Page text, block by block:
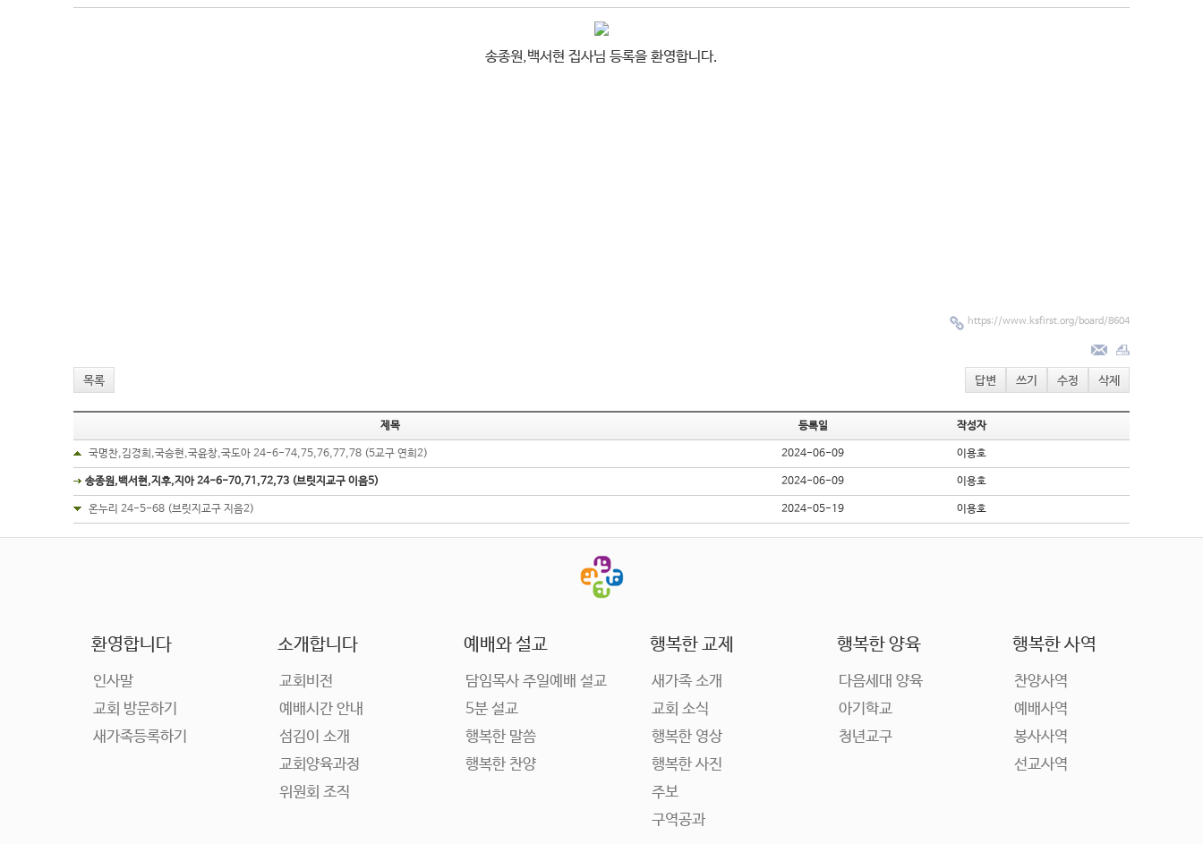
송종원,백서현 집사님 등록을 환영합니다.
https://www.ksfirst.org/board/8604
목록 답변 쓰기 수정 삭제
제목 등록일 작성자
국명찬,김경희,국승현,국윤창,국도아 24-6-74,75,76,77,78 (5교구 연희2) 2024-06-09 이용호
송종원,백서현,지후,지아 24-6-70,71,72,73 (브릿지교구 이음5) 2024-06-09 이용호
온누리 24-5-68 (브릿지교구 지음2) 2024-05-19 이용호
환영합니다
인사말
교회 방문하기
새가족등록하기
소개합니다
교회비전
예배시간 안내
섬김이 소개
교회양육과정
위원회 조직
예배와 설교
담임목사 주일예배 설교
5분 설교
행복한 말씀
행복한 찬양
행복한 교제
새가족 소개
교회 소식
행복한 영상
행복한 사진
주보
구역공과
행복한 양육
다음세대 양육
아기학교
청년교구
행복한 사역
찬양사역
예배사역
봉사사역
선교사역